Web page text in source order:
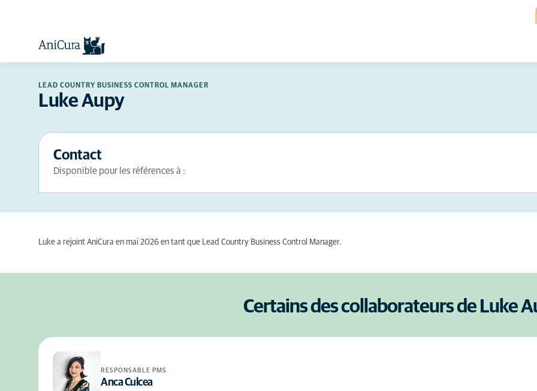
LEAD COUNTRY BUSINESS CONTROL MANAGER
Luke Aupy
Contact
Disponible pour les références à :
Luke a rejoint AniCura en mai 2026 en tant que Lead Country Business Control Manager.
Certains des collaborateurs de Luke
RESPONSABLE PMS
Anca Culcea